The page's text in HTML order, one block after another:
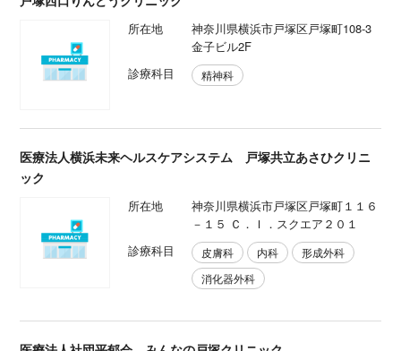
所在地
神奈川県横浜市戸塚区戸塚町108-3
金子ビル2F
診療科目
精神科
医療法人横浜未来ヘルスケアシステム 戸塚共立あさひクリニ
ック
所在地
神奈川県横浜市戸塚区戸塚町１１６
－１５ Ｃ．Ｉ．スクエア２０１
診療科目
皮膚科 内科
形成外科
消化器外科